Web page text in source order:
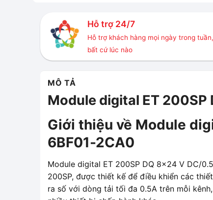
Hỗ trợ 24/7
Hỗ trợ khách hàng mọi ngày trong tuần,
bất cứ lúc nào
MÔ TẢ
Module digital ET 200SP
Giới thiệu về Module
6BF01-2CA0
Module digital ET 200SP DQ 8x24 V DC/
200SP, được thiết kế để điều khiển các
ra số với dòng tải tối đa 0.5A trên mỗi